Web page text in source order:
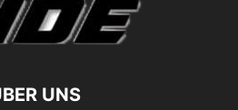
UNS